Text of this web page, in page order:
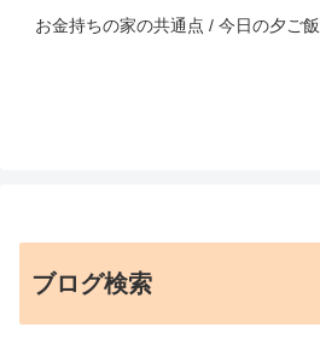
お金持ちの家の共通点 / 今日の夕ご飯
ブログ検索